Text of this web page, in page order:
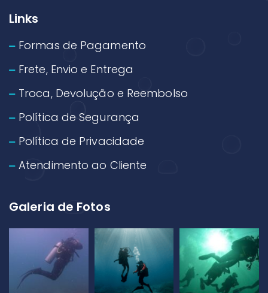
Links
Formas de Pagamento
Frete, Envio e Entrega
Troca, Devolução e Reembolso
Política de Segurança
Política de Privacidade
Atendimento ao Cliente
Galeria de Fotos